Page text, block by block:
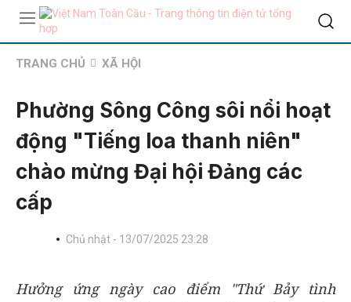
TRANG CHỦ XÃ HỘI
Phường Sông Công sôi nổi hoạt
động "Tiếng loa thanh niên"
chào mừng Đại hội Đảng các
cấp
Chủ nhật - 13/07/2025 23:28
Hưởng ứng ngày cao điểm "Thứ Bảy tình